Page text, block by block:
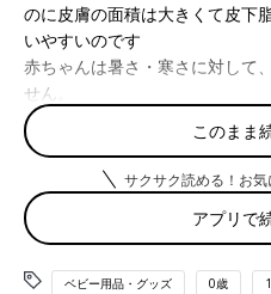
のに皮膚の面積は大きくて皮下
いやすいのです
赤ちゃんは暑さ・寒さに対して
せん。
そのため、暑い夏も、寒い冬も
も、赤ちゃんにとっては過ごし
ゃんにとって快適な布団を選ん
げたいところです。
赤ちゃん布団、選びかたのキ
このまま
サクサク読める！お
アプリで
ベビー用品・グッズ 0歳